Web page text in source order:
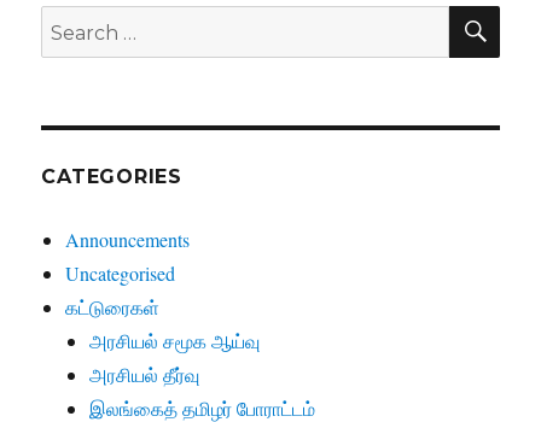
Search
for:
CATEGORIES
Announcements
Uncategorised
கட்டுரைகள்
அரசியல் சமூக ஆய்வு
அரசியல் தீர்வு
இலங்கைத் தமிழர் போராட்டம்